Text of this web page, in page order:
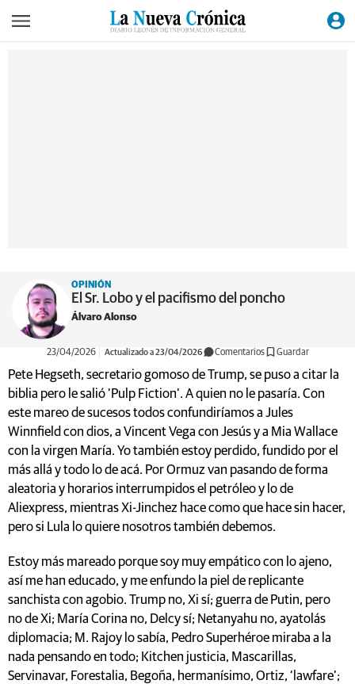
OPINIÓN
El Sr. Lobo y el pacifismo del poncho
Álvaro Alonso
23/04/2026 Actualizado a 23/04/2026 Comentarios Guardar
Pete Hegseth, secretario gomoso de Trump, se puso a citar la
biblia pero le salió ‘Pulp Fiction’. A quien no le pasaría. Con
este mareo de sucesos todos confundiríamos a Jules
Winnfield con dios, a Vincent Vega con Jesús y a Mia Wallace
con la virgen María. Yo también estoy perdido, fundido por el
más allá y todo lo de acá. Por Ormuz van pasando de forma
aleatoria y horarios interrumpidos el petróleo y lo de
Aliexpress, mientras Xi-Jinchez hace como que hace sin hacer,
pero si Lula lo quiere nosotros también debemos.
Estoy más mareado porque soy muy empático con lo ajeno,
así me han educado, y me enfundo la piel de replicante
sanchista con agobio. Trump no, Xi sí; guerra de Putin, pero
no de Xi; María Corina no, Delcy sí; Netanyahu no, ayatolás
diplomacia; M. Rajoy lo sabía, Pedro Superhéroe miraba a la
nada pensando en todo; Kitchen justicia, Mascarillas,
Servinavar, Forestalia, Begoña, hermanísimo, Ortiz, ‘lawfare’;